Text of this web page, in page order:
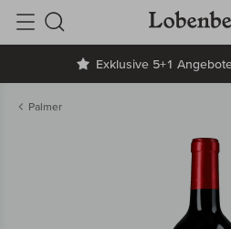
Exklusive 5+1
Suche
Palmer